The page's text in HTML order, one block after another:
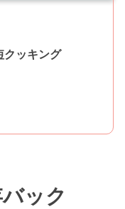
クッキング
ック